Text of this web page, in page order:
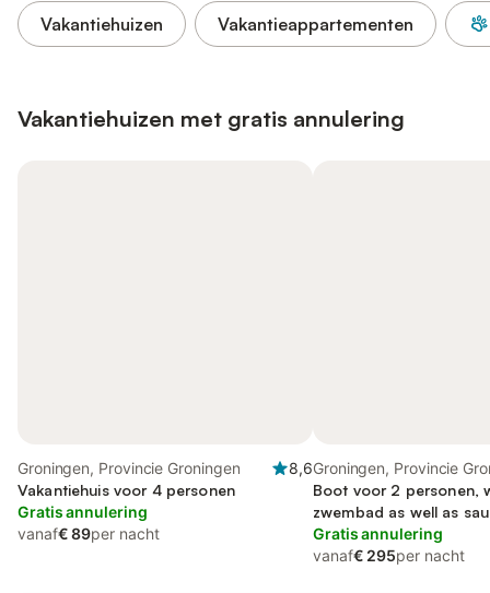
Vakantiehuizen Vakantieappartementen
Vakantiehuizen met gratis annulering
Groningen, Provincie Groningen
8,6
Vakantiehuis voor 4 personen
Gratis annulering
vanaf€ 89per nacht
Groningen, Provincie
Boot voor 2 personen,
zwembad as well as
Gratis annulering
vanaf€ 295per nacht